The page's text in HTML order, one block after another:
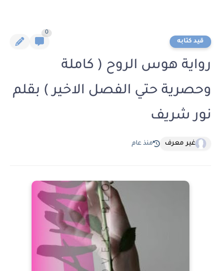
قيد كتابه
0
رواية هوس الروح ( كاملة
وحصرية حتي الفصل الاخير ) بقلم
نور شريف
غير معرف منذ عام